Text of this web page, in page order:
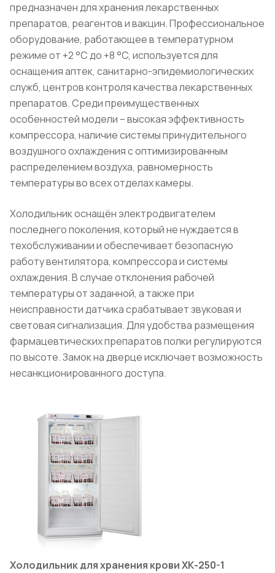
предназначен для хранения лекарственных
препаратов, реагентов и вакцин. Профессиональное
оборудование, работающее в температурном
режиме от +2 °С до +8 °C, используется для
оснащения аптек, санитарно-эпидемиологических
служб, центров контроля качества лекарственных
препаратов. Среди преимущественных
особенностей модели – высокая эффективность
компрессора, наличие системы принудительного
воздушного охлаждения с оптимизированным
распределением воздуха, равномерность
температуры во всех отделах камеры.
Холодильник оснащён электродвигателем
последнего поколения, который не нуждается в
техобслуживании и обеспечивает безопасную
работу вентилятора, компрессора и системы
охлаждения. В случае отклонения рабочей
температуры от заданной, а также при
неисправности датчика срабатывает звуковая и
световая сигнализация. Для удобства размещения
фармацевтических препаратов полки регулируются
по высоте. Замок на дверце исключает возможность
несанкционированного доступа.
Холодильник для хранения крови ХК-250-1